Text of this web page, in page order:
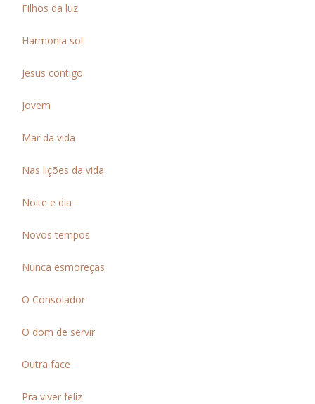
Filhos da luz
Harmonia sol
Jesus contigo
Jovem
Mar da vida
Nas lições da vida
Noite e dia
Novos tempos
Nunca esmoreças
O Consolador
O dom de servir
Outra face
Pra viver feliz